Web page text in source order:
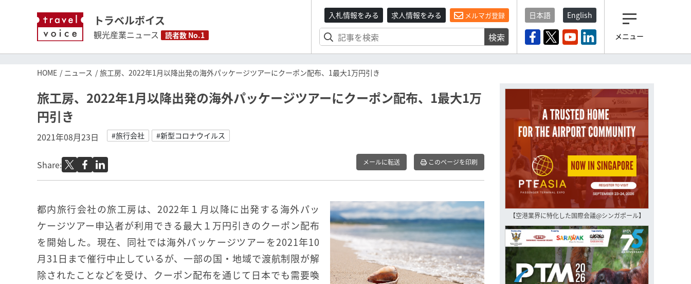
トラベルボイス
観光産業ニュース 読者数 No.1
入札情報をみる 求人情報をみる メルマガ登録
検索
日本語 English
メニュー
HOME ニュース 旅工房、2022年1月以降出発の海外パッケージツアーにクーポン配布、1最大1万円引き
旅工房、2022年1月以降出発の海外パッケージツアーにクーポン配布、1最大1万
円引き
2021年08月23日 #旅行会社 #新型コロナウイルス
Share: メールに転送 このページを印刷
都内旅行会社の旅工房は、2022年１月以降に出発する海外パッ
ケージツアー申込者が利用できる最大１万円引きのクーポン配布
を開始した。現在、同社では海外パッケージツアーを2021年10
月31日まで催行中止しているが、一部の国・地域で渡航制限が解
除されたことなどを受け、クーポン配布を通じて日本でも需要喚
【空港業界に特化した国際会議@シンガポール】
観光産業ニュース「トラベ
登録済みですよね？
もし未だ登録していないなら…
いますぐ登録する